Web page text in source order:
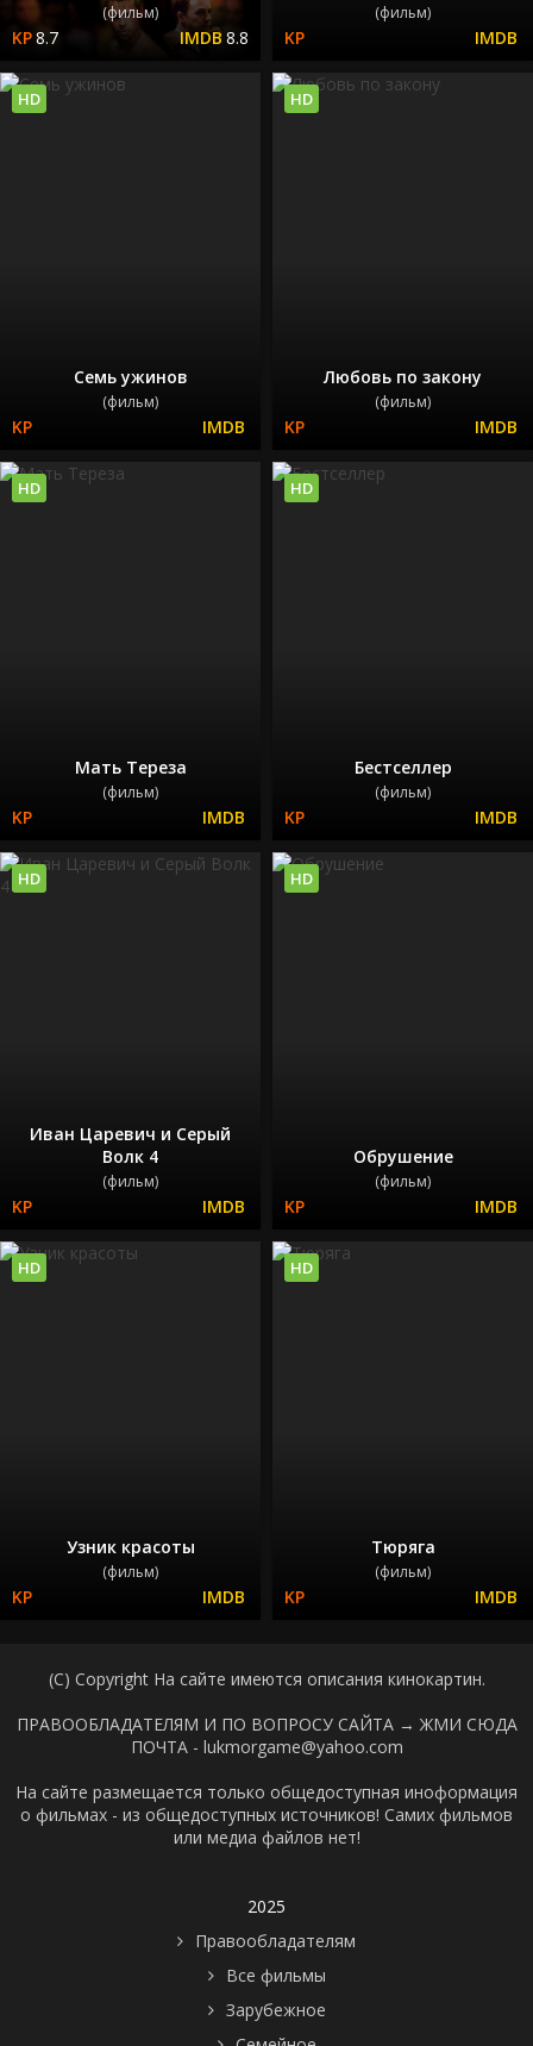
(фильм)
8.7 8.8
(фильм)
Семь ужинов
(фильм)
HD
Любовь по закону
(фильм)
HD
Мать Тереза
(фильм)
HD
Бестселлер
(фильм)
HD
Иван Царевич и Серый
Волк 4
(фильм)
HD
Обрушение
(фильм)
HD
Узник красоты
(фильм)
HD
Тюряга
(фильм)
HD
(C) Copyright На сайте имеются описания кинокартин.
ПРАВООБЛАДАТЕЛЯМ И ПО ВОПРОСУ САЙТА → ЖМИ СЮДА
ПОЧТА - lukmorgame@yahoo.com
На сайте размещается только общедоступная иноформация
о фильмах - из общедоступных источников! Самих фильмов
или медиа файлов нет!
2025
Правообладателям
Все фильмы
Зарубежное